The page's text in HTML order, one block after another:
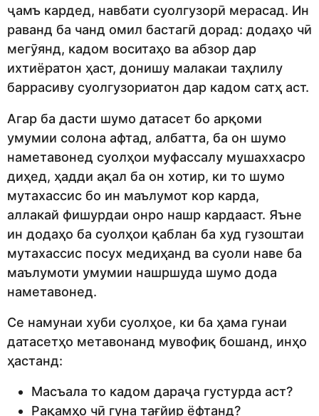
ҷамъ кардед, навбати суолгузорӣ мерасад. Ин
раванд ба чанд омил бастагӣ дорад: додаҳо чӣ
мегӯянд, кадом воситаҳо ва абзор дар
ихтиёратон ҳаст, донишу малакаи таҳлилу
баррасиву суолгузориатон дар кадом сатҳ аст.
Агар ба дасти шумо датасет бо арқоми
умумии солона афтад, албатта, ба он шумо
наметавонед суолҳои муфассалу мушаххасро
диҳед, ҳадди ақал ба он хотир, ки то шумо
мутахассис бо ин маълумот кор карда,
аллакай фишурдаи онро нашр кардааст. Яъне
ин додаҳо ба суолҳои қаблан ба худ гузоштаи
мутахассис посух медиҳанд ва суоли наве ба
маълумоти умумии нашршуда шумо дода
наметавонед.
Се намунаи хуби суолҳое, ки ба ҳама гунаи
датасетҳо метавонанд мувофиқ бошанд, инҳо
ҳастанд:
Масъала то кадом дараҷа густурда аст?
Рақамҳо чӣ гуна тағйир ёфтанд?